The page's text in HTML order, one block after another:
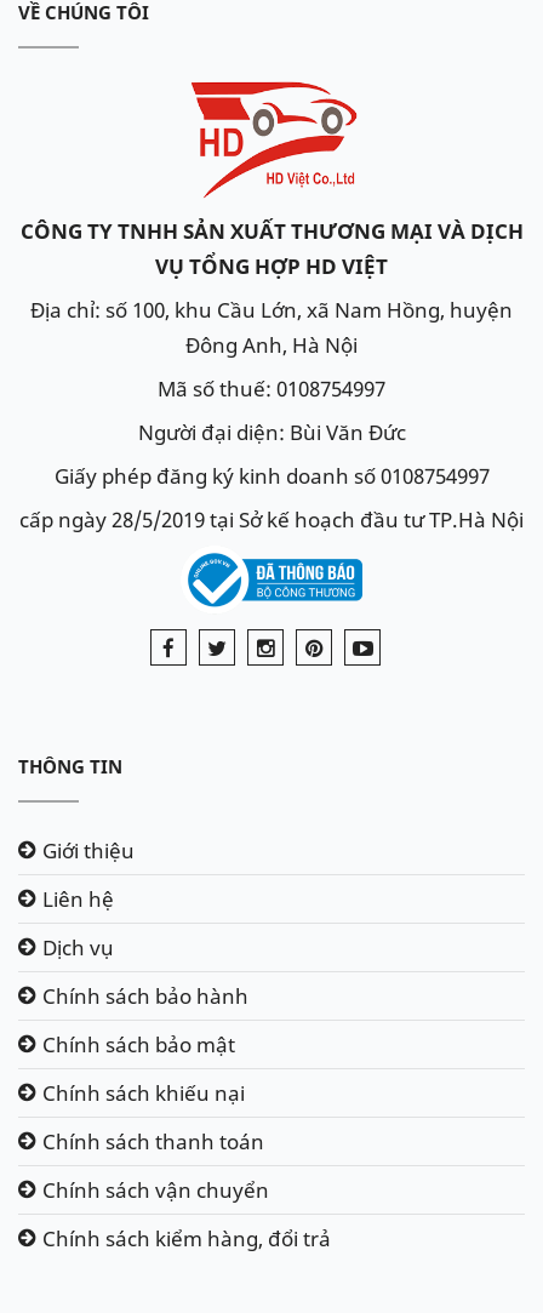
VỀ CHÚNG TÔI
CÔNG TY TNHH SẢN XUẤT THƯƠNG MẠI VÀ DỊCH
VỤ TỔNG HỢP HD VIỆT
Địa chỉ: số 100, khu Cầu Lớn, xã Nam Hồng, huyện
Đông Anh, Hà Nội
Mã số thuế: 0108754997
Người đại diện: Bùi Văn Đức
Giấy phép đăng ký kinh doanh số 0108754997
cấp ngày 28/5/2019 tại Sở kế hoạch đầu tư TP.Hà Nội
THÔNG TIN
Giới thiệu
Liên hệ
Dịch vụ
Chính sách bảo hành
Chính sách bảo mật
Chính sách khiếu nại
Chính sách thanh toán
Chính sách vận chuyển
Chính sách kiểm hàng, đổi trả